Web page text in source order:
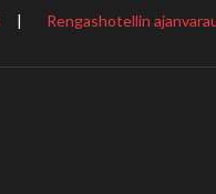
| Rengashotellin